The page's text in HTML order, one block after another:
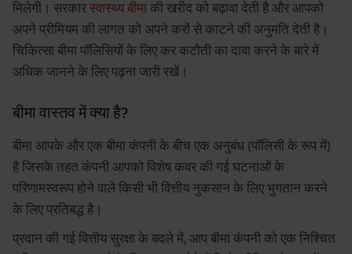
मैं अपनी स्वास्थ्य बीमा पॉलिसी के लिए कर लाभ* का दावा कैसे कर
सकता हूं?
चिकित्सा बीमा कर कटौती के लिए पात्रता
स्वास्थ्य बीमा प्रीमियम का भुगतान
चिकित्सा बीमा के लिए कर कटौती का उपयोग करने के लाभ
जीवन और स्वास्थ्य बीमा पॉलिसियों पर कर छूट का दावा करने से
संबंधित शर्तें
वरिष्ठ नागरिकों के स्वास्थ्य बीमा के लिए कर लाभ*
निष्कर्ष
मिलेगी। सरकार स्वास्थ्य बीमा की खरीद को बढ़ावा देती है और आपको
अपने प्रीमियम की लागत को अपने करों से काटने की अनुमति देती है।
चिकित्सा बीमा पॉलिसियों के लिए कर कटौती का दावा करने के बारे में
अधिक जानने के लिए पढ़ना जारी रखें।
बीमा वास्तव में क्या है?
बीमा आपके और एक बीमा कंपनी के बीच एक अनुबंध (पॉलिसी के रूप में)
है जिसके तहत कंपनी आपको विशेष कवर की गई घटनाओं के
परिणामस्वरूप होने वाले किसी भी वित्तीय नुकसान के लिए भुगतान करने
के लिए प्रतिबद्ध है।
प्रदान की गई वित्तीय सुरक्षा के बदले में, आप बीमा कंपनी को एक निश्चित